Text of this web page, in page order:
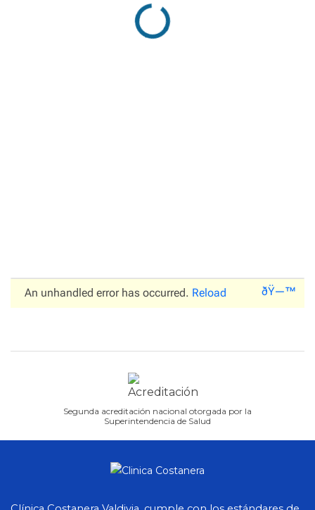
Segunda acreditación nacional otorgada por la
Superintendencia de Salud